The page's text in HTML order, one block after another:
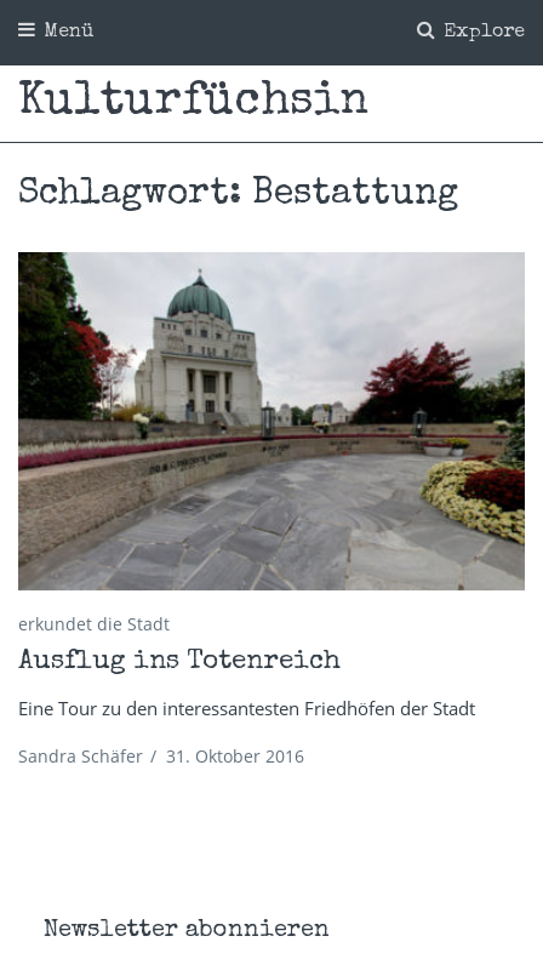
Explore
Menü
Kulturfüchsin
Schlagwort: Bestattung
erkundet die Stadt
Ausflug ins Totenreich
Eine Tour zu den interessantesten Friedhöfen der Stadt
Sandra Schäfer / 31. Oktober 2016
Newsletter abonnieren